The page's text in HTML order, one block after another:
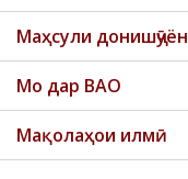
Маҳсули донишҷӯён
Мо дар ВАО
Мақолаҳои илмӣ